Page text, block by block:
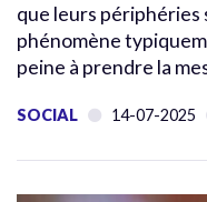
que leurs périphéries
phénomène
peine à prendre la
SOCIAL 14-07-2025